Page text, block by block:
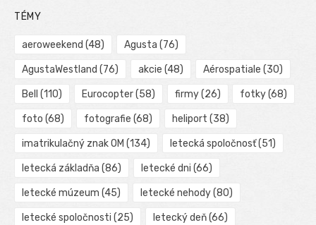
TÉMY
aeroweekend (48) Agusta (76)
AgustaWestland (76) akcie (48) Aérospatiale (30)
Bell (110) Eurocopter(58) firmy(26) fotky(68)
foto (68) fotografie (68) heliport (38)
imatrikulačný znak OM (134) letecká spoločnosť(51)
letecká základňa (86) letecké dni (66)
letecké múzeum (45) letecké nehody(80)
letecké spoločnosti (25) letecký deň(66)